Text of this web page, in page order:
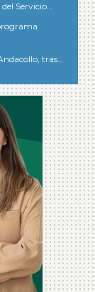
Servicio…
tras…